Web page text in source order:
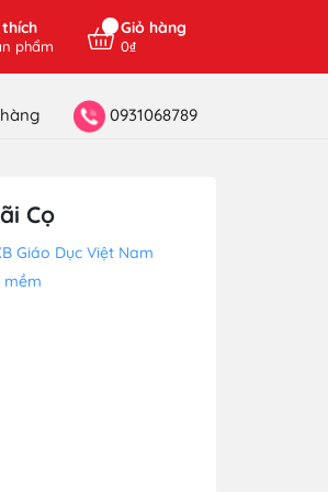
thích
phẩm
Giỏ hàng
0₫
0931068789
Cọ
Giáo Dục Việt Nam
mềm